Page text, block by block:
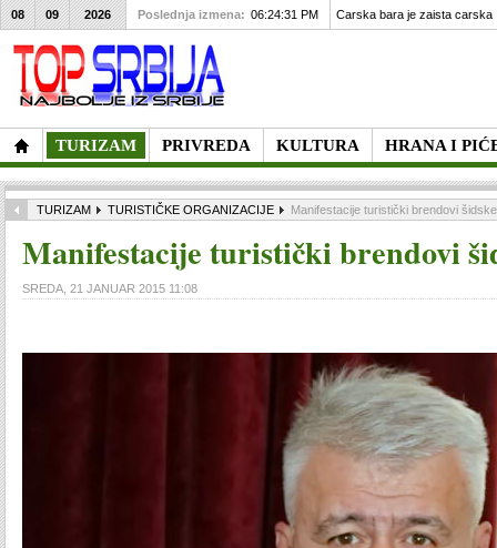
TURIZAM PRIVREDA KULTURA HRANA I
08 09 2026 Poslednja izmena: 06:24:31 PM Carska bara je zaista carska
TURIZAM TURISTIČKE ORGANIZACIJE Manifestacije turistički brendovi
Manifestacije turistički brendovi
SREDA, 21 JANUAR 2015 11:08